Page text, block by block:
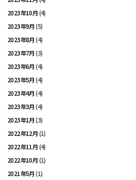
2023年10月(4)
2023年9月(5)
2023年8月(4)
2023年7月(3)
2023年6月(4)
2023年5月(4)
2023年4月(4)
2023年3月(4)
2023年1月(3)
2022年12月(1)
2022年11月(4)
2022年10月(1)
2021年5月(1)